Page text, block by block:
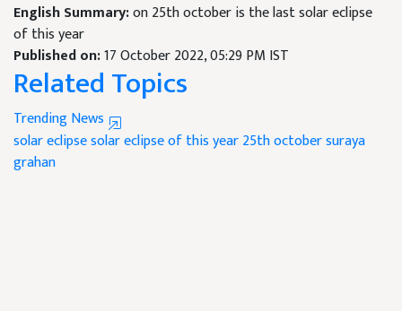
English Summary:on 25th october is the last solar eclipse
of this year
Published on:17 October 2022, 05:29 PM IST
Related Topics
Trending News
solar eclipsesolar eclipse of this year25th octobersuraya
grahan